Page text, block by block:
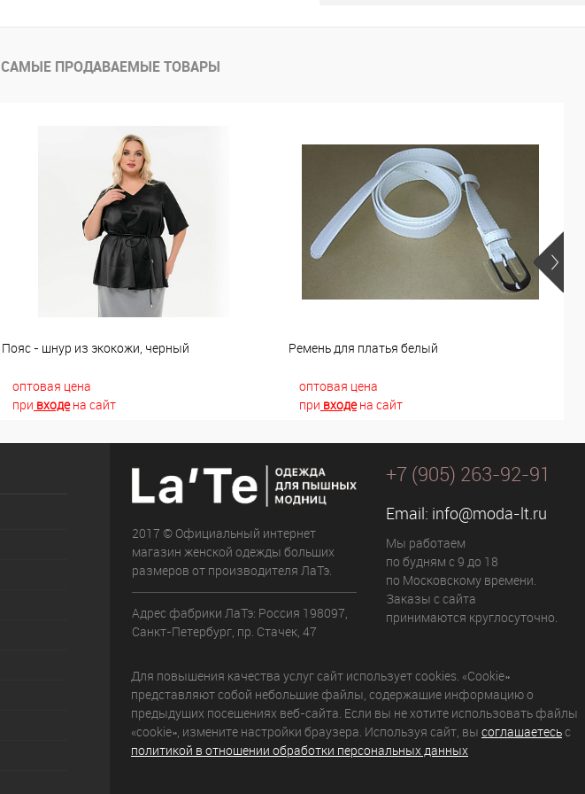
САМЫЕ ПРОДАВАЕМЫЕ ТОВАРЫ
Пояс - шнур из экокожи, черный
оптовая цена
при входена сайт
Ремень для платья белый
оптовая цена
при входена сайт
2017 © Официальный интернет
магазин женской одежды больших
размеров от производителя ЛаТэ.
Адрес фабрики ЛаТэ: Россия 198097,
Санкт-Петербург, пр. Стачек, 47
+7 (905) 263-92-91
Email: info@moda-lt.ru
Мы работаем
по будням с 9 до 18
по Московскому времени.
Заказы с сайта
принимаются круглосуточно.
Для повышения качества услуг сайт использует cookies. «Cookie»
представляют собой небольшие файлы, содержащие информацию о
предыдущих посещениях веб-сайта. Если вы не хотите использовать файлы
«cookie», измените настройки браузера. Используя сайт, вы соглашаетесьс
политикой в отношении обработки персональных данных